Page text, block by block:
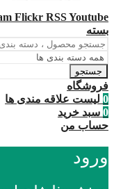
Flickr RSSYoutube
بسته
جستجو
فروشگاه
0 لیست علاقه مندی ها
0 سبد خرید
حساب من
ورود